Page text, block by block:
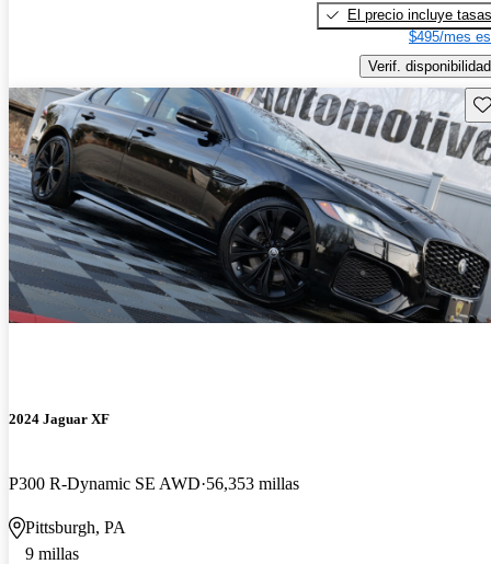
El precio incluye tasas
$495/mes
Verif. disponibilidad
2024 Jaguar XF
P300 R-Dynamic SE AWD 56,353 millas
Pittsburgh, PA
9 millas